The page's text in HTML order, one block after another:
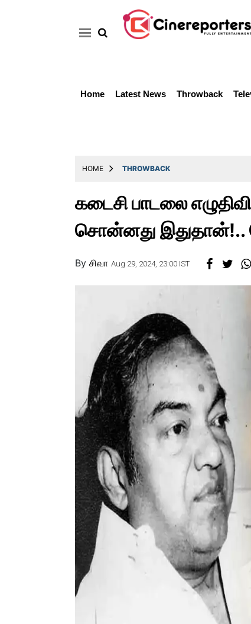
Home Latest News Throwback
HOME THROWBACK
கடைசி பாடலை
சொன்னது இதுதான்!..
By சிவா Aug 29, 2024, 23:00 IST